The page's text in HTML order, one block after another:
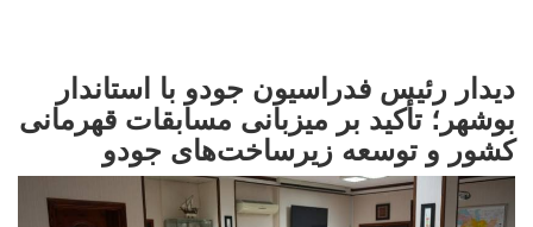
دیدار رئیس فدراسیون جودو با استاندار
بوشهر؛ تأکید بر میزبانی مسابقات قهرمانی
کشور و توسعه زیرساخت‌های جودو